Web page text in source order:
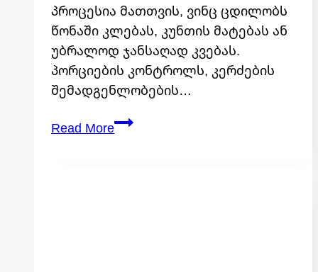
პროცესია მათთვის, ვინც ცდილობს
წონაში კლებას, კუნთის მატებას ან
უბრალოდ ჯანსაღად კვებას.
პორციების კონტროლს, კერძების
შემადგენლობების…
Read Moreროგორ